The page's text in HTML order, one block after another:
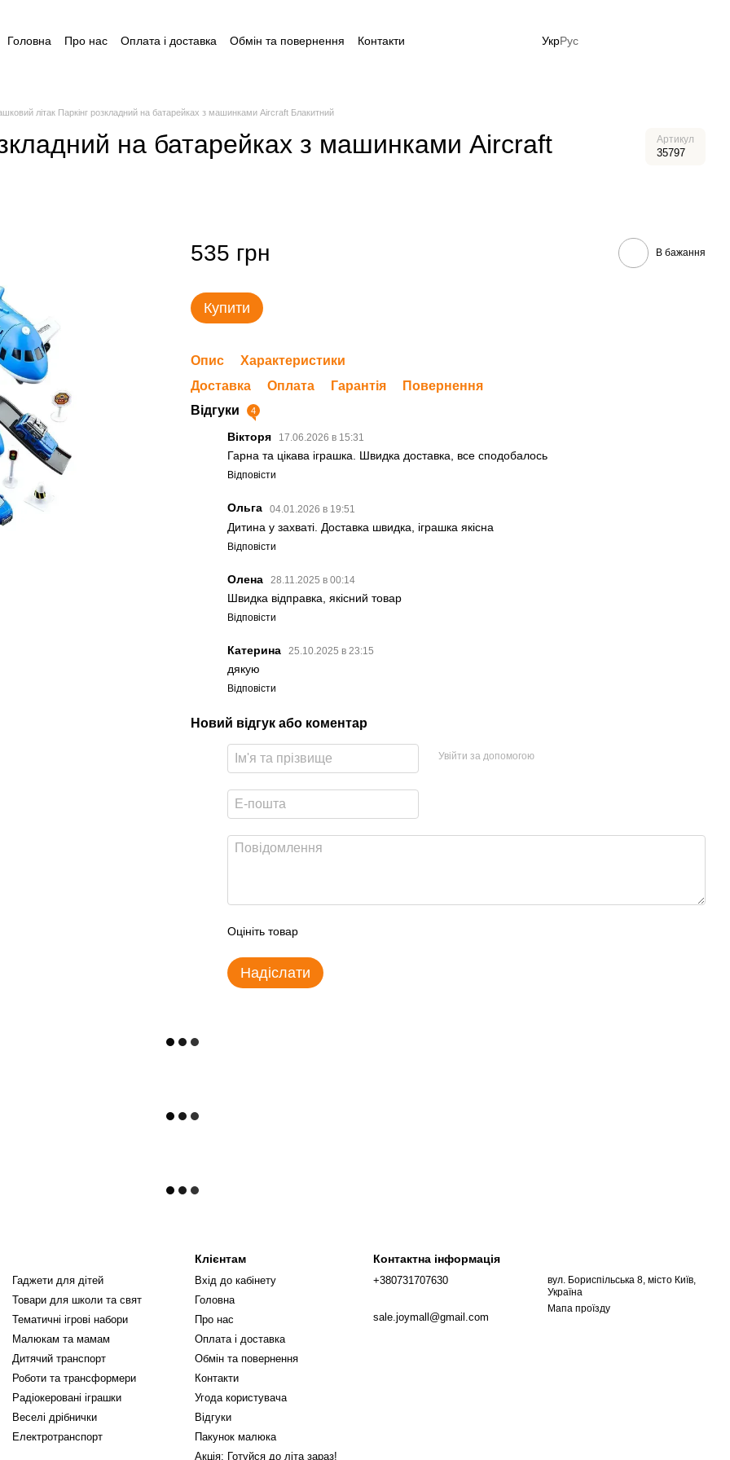
Головна Про нас Оплата і доставка Обмін та повернення
Контакти
УкрРус
літак Паркінг розкладний на батарейках з машинками Aircraft Блакитний
на батарейках з машинками Aircraft Артикул
35797
535 грн В бажання
Купити
Опис
Характеристики
Доставка
Оплата Гарантія
Повернення
Відгуки
4
Вікторя 17.06.2026 в 15:31
Гарна та цікава іграшка. Швидка доставка, все сподобалось
Відповісти
Ольга 04.01.2026 в 19:51
Дитина у захваті. Доставка швидка, іграшка якісна
Відповісти
Олена 28.11.2025 в 00:14
Швидка відправка, якісний товар
Відповісти
Катерина 25.10.2025 в 23:15
дякую
Відповісти
Новий відгук або коментар
Увійти за допомогою
Оцініть товар
Надіслати
Гаджети для дітей
Товари для школи та свят
Тематичні ігрові набори
Малюкам та мамам
Дитячий транспорт
Роботи та трансформери
Радіокеровані іграшки
Веселі дрібнички
Електротранспорт
Клієнтам
Вхід до кабінету
Головна
Про нас
Оплата і доставка
Обмін та повернення
Контакти
Угода користувача
Відгуки
Пакунок малюка
Акція: Готуйся до літа зараз!
Контактна інформація
+380731707630
sale.joymall@gmail.com
вул. Бориспільська 8, місто Київ,
Україна
Мапа проїзду